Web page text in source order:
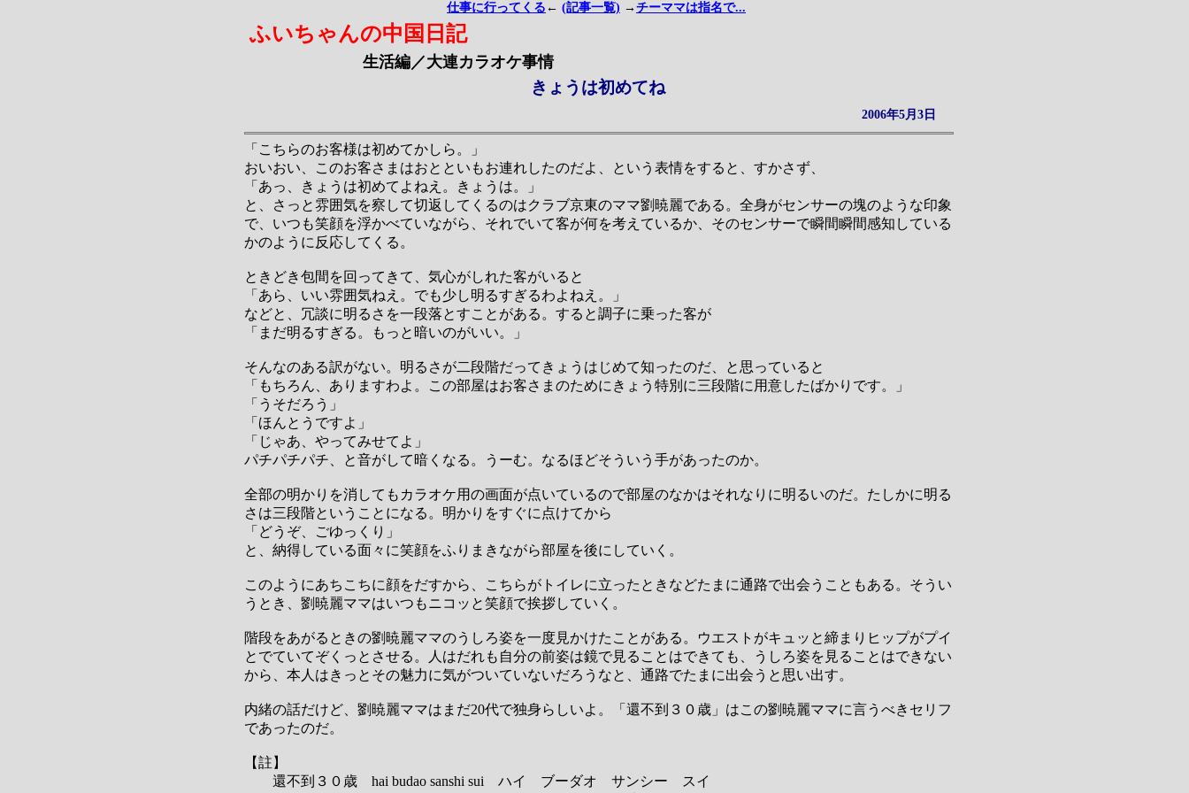
仕事に行ってくる ← (記事一覧) → チーママは指名で...
ふいちゃんの中国日記
生活編／大連カラオケ事情
きょうは初めてね
2006年5月3日
「こちらのお客様は初めてかしら。」
おいおい、このお客さまはおとといもお連れしたのだよ、という表情をすると、すかさず、
「あっ、きょうは初めてよねえ。きょうは。」
と、さっと雰囲気を察して切返してくるのはクラブ京東のママ劉暁麗である。全身がセンサーの塊のような印象
で、いつも笑顔を浮かべていながら、それでいて客が何を考えているか、そのセンサーで瞬間瞬間感知している
かのように反応してくる。
ときどき包間を回ってきて、気心がしれた客がいると
「あら、いい雰囲気ねえ。でも少し明るすぎるわよねえ。」
などと、冗談に明るさを一段落とすことがある。すると調子に乗った客が
「まだ明るすぎる。もっと暗いのがいい。」
そんなのある訳がない。明るさが二段階だってきょうはじめて知ったのだ、と思っていると
「もちろん、ありますわよ。この部屋はお客さまのためにきょう特別に三段階に用意したばかりです。」
「うそだろう」
「ほんとうですよ」
「じゃあ、やってみせてよ」
パチパチパチ、と音がして暗くなる。うーむ。なるほどそういう手があったのか。
全部の明かりを消してもカラオケ用の画面が点いているので部屋のなかはそれなりに明るいのだ。たしかに明る
さは三段階ということになる。明かりをすぐに点けてから
「どうぞ、ごゆっくり」
と、納得している面々に笑顔をふりまきながら部屋を後にしていく。
このようにあちこちに顔をだすから、こちらがトイレに立ったときなどたまに通路で出会うこともある。そうい
うとき、劉暁麗ママはいつもニコッと笑顔で挨拶していく。
階段をあがるときの劉暁麗ママのうしろ姿を一度見かけたことがある。ウエストがキュッと締まりヒップがプイ
とでていてぞくっとさせる。人はだれも自分の前姿は鏡で見ることはできても、うしろ姿を見ることはできない
から、本人はきっとその魅力に気がついていないだろうなと、通路でたまに出会うと思い出す。
内緒の話だけど、劉暁麗ママはまだ20代で独身らしいよ。「還不到３０歳」はこの劉暁麗ママに言うべきセリフ
であったのだ。
【註】
還不到３０歳 hai budao sanshi sui ハイ ブーダオ サンシー スイ